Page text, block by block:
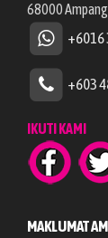
68000
+6016
+603
IKUTI KAMI
MAKLUMAT AM